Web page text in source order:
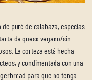
puré de calabaza, especias
de queso vegano/sin
La corteza está hecha
y condimentada con una
para que no tenga